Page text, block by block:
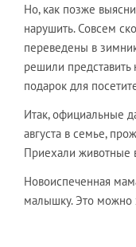
Но, как позже
нарушить. Совсем
переведены в
решили представить
подарок для
Итак, официальные
августа в семье,
Приехали животные
Новоиспеченная
малышку. Это можно